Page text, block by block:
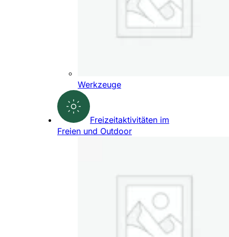
Werkzeuge
Freizeitaktivitäten im
Freien und Outdoor